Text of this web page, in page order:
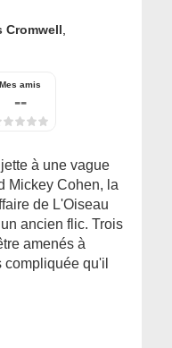
Cromwell
Mes amis
--
à une vague
Mickey Cohen, la
de L'Oiseau
ancien flic. Trois
amenés à
qu'il